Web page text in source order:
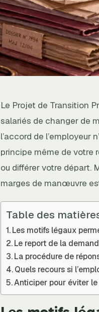
Le Projet de Transition
salariés de changer de
l’accord de l’employeur
principe même de votre
ou différer votre départ.
marges de manœuvre
Table des
Les motifs légaux
Le report de la
La procédure de
Quels recours si
Anticiper pour éviter